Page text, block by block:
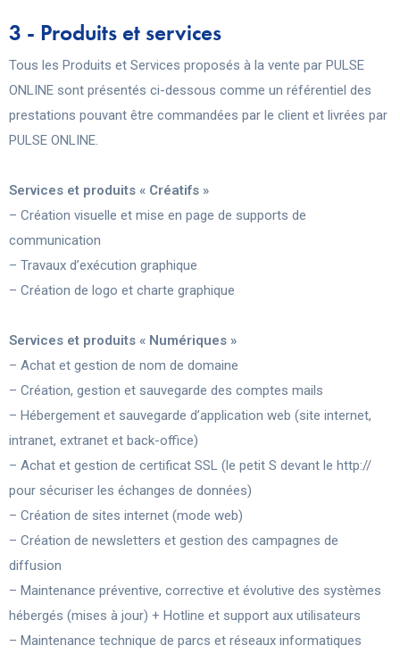
3 - Produits et services
Tous les Produits et Services proposés à la vente par PULSE
ONLINE sont présentés ci-dessous comme un référentiel des
prestations pouvant être commandées par le client et livrées par
PULSE ONLINE.
Services et produits « Créatifs »
– Création visuelle et mise en page de supports de
communication
– Travaux d’exécution graphique
– Création de logo et charte graphique
Services et produits « Numériques »
– Achat et gestion de nom de domaine
– Création, gestion et sauvegarde des comptes mails
– Hébergement et sauvegarde d’application web (site internet,
intranet, extranet et back-office)
– Achat et gestion de certificat SSL (le petit S devant le http://
pour sécuriser les échanges de données)
– Création de sites internet (mode web)
– Création de newsletters et gestion des campagnes de
diffusion
– Maintenance préventive, corrective et évolutive des systèmes
hébergés (mises à jour) + Hotline et support aux utilisateurs
– Maintenance technique de parcs et réseaux informatiques